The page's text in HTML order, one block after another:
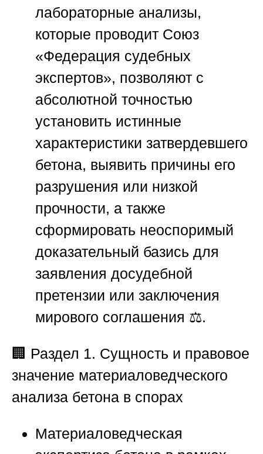
лабораторные анализы,
которые проводит Союз
«Федерация судебных
экспертов», позволяют с
абсолютной точностью
установить истинные
характеристики затвердевшего
бетона, выявить причины его
разрушения или низкой
прочности, а также
сформировать неоспоримый
доказательный базись для
заявления досудебной
претензии или заключения
мирового соглашения ⚖️.
🏢 Раздел 1. Сущность и правовое
значение материаловедческого
анализа бетона в спорах
Материаловедческая